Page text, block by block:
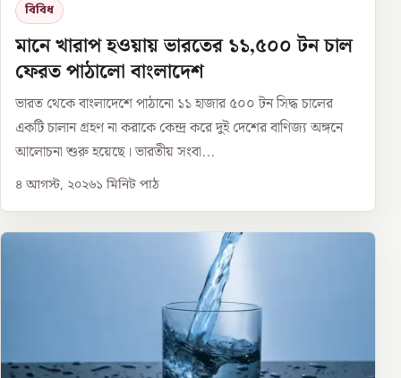
বিবিধ
মানে খারাপ হওয়ায় ভারতের ১১,৫০০ টন চাল
ফেরত পাঠালো বাংলাদেশ
ভারত থেকে বাংলাদেশে পাঠানো ১১ হাজার ৫০০ টন সিদ্ধ চালের
একটি চালান গ্রহণ না করাকে কেন্দ্র করে দুই দেশের বাণিজ্য অঙ্গনে
আলোচনা শুরু হয়েছে। ভারতীয় সংবা...
৪ আগস্ট, ২০২৬১ মিনিট পাঠ